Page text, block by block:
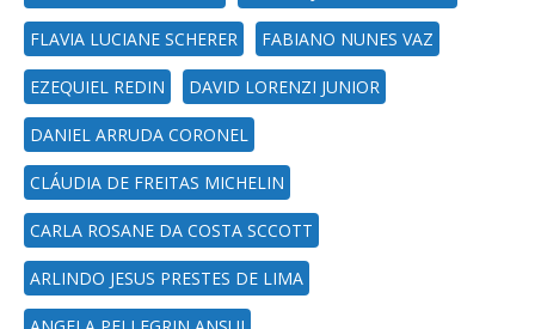
FLAVIA LUCIANE SCHERER FABIANO NUNES VAZ
EZEQUIEL REDIN DAVID LORENZI JUNIOR
DANIEL ARRUDA CORONEL
CLÁUDIA DE FREITAS MICHELIN
CARLA ROSANE DA COSTA SCCOTT
ARLINDO JESUS PRESTES DE LIMA